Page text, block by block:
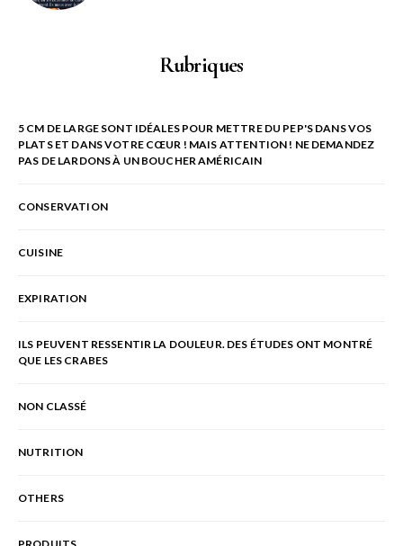
Rubriques
5 CM DE LARGE SONT IDÉALES POUR METTRE DU PEP'S DANS VOS
PLATS ET DANS VOTRE CŒUR ! MAIS ATTENTION ! NE DEMANDEZ
PAS DE LARDONS À UN BOUCHER AMÉRICAIN
CONSERVATION
CUISINE
EXPIRATION
ILS PEUVENT RESSENTIR LA DOULEUR. DES ÉTUDES ONT MONTRÉ
QUE LES CRABES
NON CLASSÉ
NUTRITION
OTHERS